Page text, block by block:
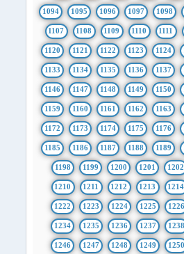
1094 1095 1096 1097 1098
1107 1108 1109 1110 1111
1120 1121 1122 1123 1124
1133 1134 1135 1136 1137
1146 1147 1148 1149 1150
1159 1160 1161 1162 1163
1172 1173 1174 1175 1176
1185 1186 1187 1188 1189
1198 1199 1200 1201 1202
1210 1211 1212 1213 1214
1222 1223 1224 1225 1226
1234 1235 1236 1237 1238
1246 1247 1248 1249 1250